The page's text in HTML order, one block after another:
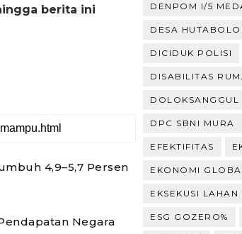
berita ini
4,9–5,7 Persen
Negara
DENPOM I/5
DESA
DICIDUK POLISI
DISABILITAS
DOLOKSANGGUL
DPC SBNI MURA
EFEKTIFITAS
EKONOMI
EKSEKUSI LAHAN
ESG GOZERO%